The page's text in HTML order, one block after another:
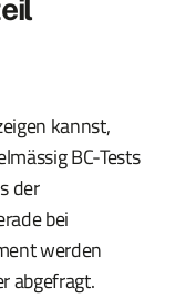
kannst,
BC-Tests
der
bei
werden
abgefragt.